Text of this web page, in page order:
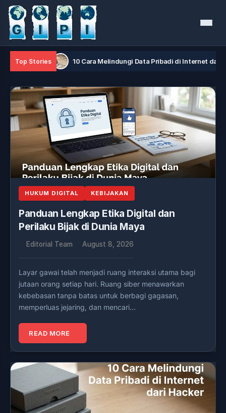
Menu
Top Stories10 Cara Melindungi Data Pribadi di Internet dari Hacker
HUKUM DIGITAL KEBIJAKAN
Panduan Lengkap Etika Digital dan
Perilaku Bijak di Dunia Maya
Editorial Team August 8, 2026
Layar gawai telah menjadi ruang interaksi utama bagi
jutaan orang setiap hari. Ruang siber menawarkan
kebebasan tanpa batas untuk berbagi gagasan,
memperluas jejaring, dan mencari…
READ MORE